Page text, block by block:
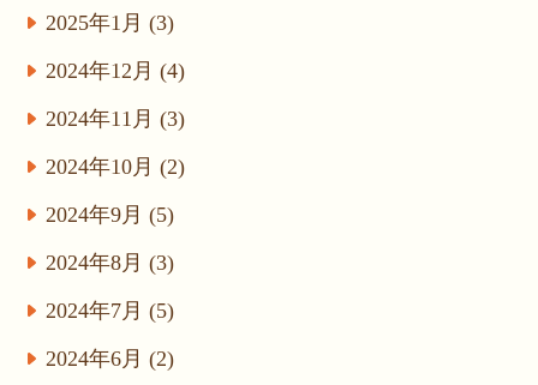
2025年1月 (3)
2024年12月 (4)
2024年11月 (3)
2024年10月 (2)
2024年9月 (5)
2024年8月 (3)
2024年7月 (5)
2024年6月 (2)